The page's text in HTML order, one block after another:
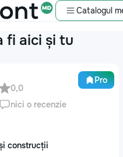
Catalogul
fi aici și tu
Pro
0,0
nici o recenzie
construcții